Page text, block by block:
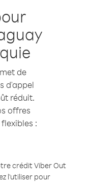
de
d'appel
réduit.
offres
:
crédit Viber Out
l'utiliser pour